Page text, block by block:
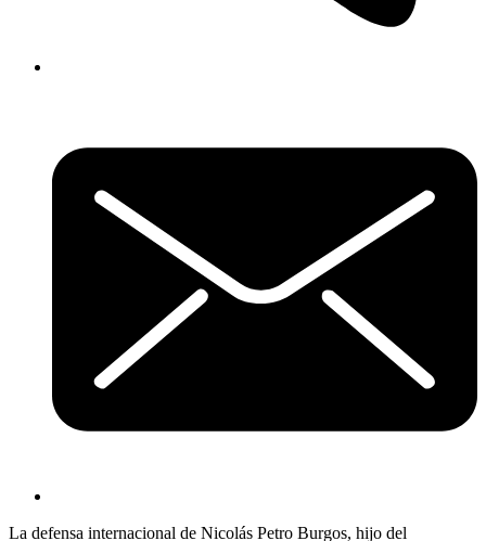
La defensa internacional de Nicolás Petro Burgos, hijo del